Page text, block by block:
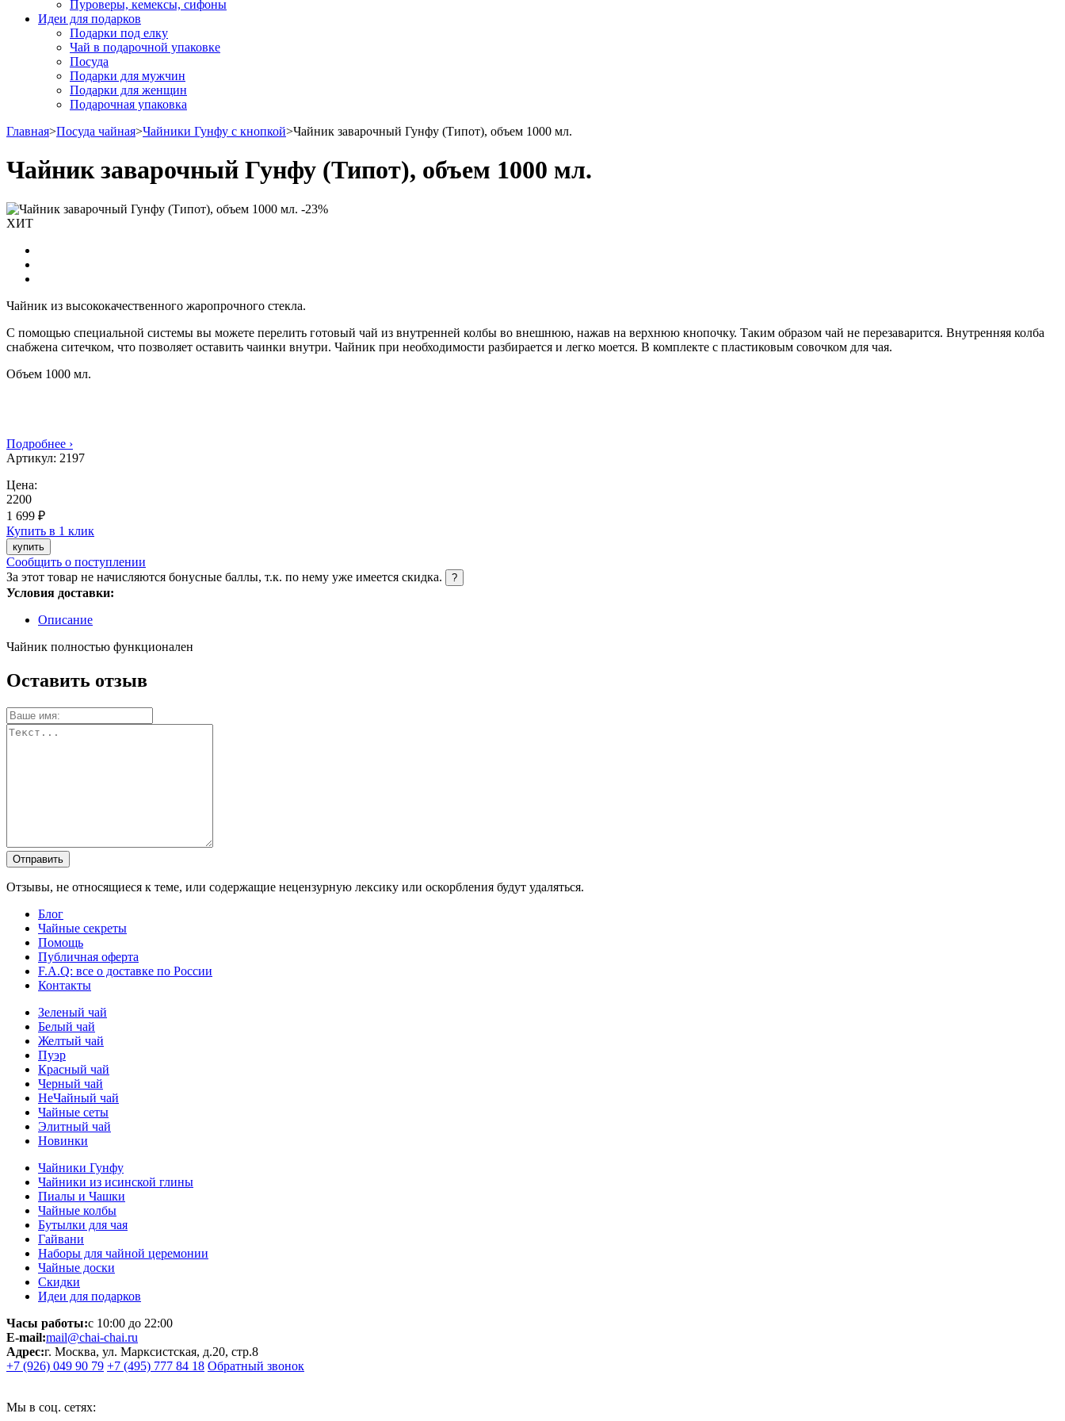
Пуроверы, кемексы, сифоны
Идеи для подарков
Подарки под елку
Чай в подарочной упаковке
Посуда
Подарки для мужчин
Подарки для женщин
Подарочная упаковка
Главная>Посуда чайная>Чайники Гунфу с кнопкой>Чайник заварочный Гунфу (Типот), объем 1000 мл.
Чайник заварочный Гунфу (Типот), объем 1000 мл.
-23%
ХИТ
Чайник из высококачественного жаропрочного стекла.
С помощью специальной системы вы можете перелить готовый чай из внутренней колбы во внешнюю, нажав на верхнюю кнопочку. Таким образом чай не перезаварится. Внутренняя колба
снабжена ситечком, что позволяет оставить чаинки внутри. Чайник при необходимости разбирается и легко моется. В комплекте с пластиковым совочком для чая.
Объем 1000 мл.
Подробнее ›
Артикул: 2197
Цена:
2200
1 699 ₽
Купить в 1 клик
купить
Сообщить о поступлении
За этот товар не начисляются бонусные баллы, т.к. по нему уже имеется скидка.
?
Условия доставки:
Описание
Чайник полностью функционален
Оставить отзыв
Отправить
Отзывы, не относящиеся к теме, или содержащие нецензурную лексику или оскорбления будут удаляться.
Блог
Чайные секреты
Помощь
Публичная оферта
F.A.Q: все о доставке по России
Контакты
Зеленый чай
Белый чай
Желтый чай
Пуэр
Красный чай
Черный чай
НеЧайный чай
Чайные сеты
Элитный чай
Новинки
Чайники Гунфу
Чайники из исинской глины
Пиалы и Чашки
Чайные колбы
Бутылки для чая
Гайвани
Наборы для чайной церемонии
Чайные доски
Скидки
Идеи для подарков
Часы работы:с 10:00 до 22:00
E-mail:mail@chai-chai.ru
Адрес:г. Москва, ул. Марксистская, д.20, стр.8
+7 (926) 049 90 79 +7 (495) 777 84 18 Обратный звонок
Мы в соц. сетях: